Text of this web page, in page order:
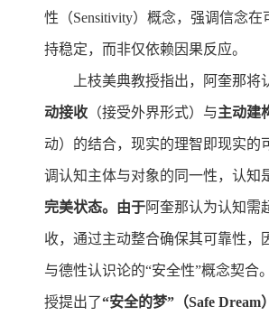
性（Sensitivity）概念，强调信念在
持稳定，而非仅依赖因果反应。
上枝美典教授指出，阿奎那将
动接收 （接受外界形式）与主动建
动）的结合，现实的理智即现实的
调认知主体与对象的同一性，认知
完美状态。由于阿奎那认为认知需
收，通过主动整合确保其可靠性，
与德性认识论的“安全性”概念契合
授提出了“安全的梦”（Safe Dream）